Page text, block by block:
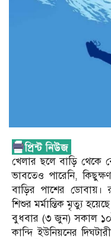
খেলার ছলে বাড়ি থেকে
ভাবতেও পারেনি,
বাড়ির পাশের ডোবায়।
শিশুর মর্মান্তিক মৃত্যু
বুধবার (৩ জুন) সকাল
কান্দি ইউনিয়নের